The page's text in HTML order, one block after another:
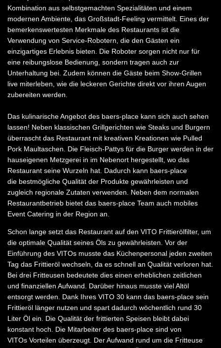
Kombination aus selbstgemachten Spezialitäten und einem
modernen Ambiente, das Großstadt-Feeling vermittelt. Eines der
bemerkenswertesten Merkmale des Restaurants ist die
Verwendung von Service-Robotern, die den Gästen ein
einzigartiges Erlebnis bieten. Die Roboter sorgen nicht nur für
eine reibungslose Bedienung, sondern tragen auch zur
Unterhaltung bei. Zudem können die Gäste beim Show-Grillen
live miterleben, wie die leckeren Gerichte direkt vor ihren Augen
zubereiten werden.
Das kulinarische Angebot des baers-place kann sich auch sehen
lassen! Neben klassischen Grillgerichten wie Steaks und Burgern
überrascht das Restaurant mit kreativen Kreationen wie Pulled
Pork Maultaschen. Die Fleisch-Pattys für die Burger werden in der
hauseigenen Metzgerei in im Nebenort hergestellt, wo das
Restaurant seine Wurzeln hat. Dadurch kann baers-place
die bestmögliche Qualität der Produkte gewährleisten und
zugleich regionale Zutaten verwenden. Neben dem normalen
Restaurantbetrieb bietet das baers-place Team auch mobiles
Event Catering in der Region an.
Schon lange setzt das Restaurant auf den VITO Frittierölfilter, um
die optimale Qualität seines Öls zu gewährleisten. Vor der
Einführung des VITOs musste das Küchenpersonal jeden zweiten
Tag das Frittieröl wechseln, da es schnell an Qualität verloren hat.
Bei drei Fritteusen bedeutete dies einen erheblichen zeitlichen
und finanziellen Aufwand. Darüber hinaus musste viel Altöl
entsorgt werden. Dank Ihres VITO 30 kann das baers-place sein
Frittieröl länger nutzen und spart dadurch wöchentlich rund 30
Liter Öl ein. Die Qualität der frittierten Speisen bleibt dabei
konstant hoch. Die Mitarbeiter des baers-place sind von
VITOs Vorteilen überzeugt. Der Aufwand rund um die Fritteuse